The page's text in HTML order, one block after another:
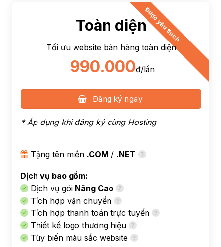
Được yêu thích
Toàn diện
Tối ưu website bán hàng toàn diện
990.000đ/lần
Đăng ký ngay
* Áp dụng khi đăng ký cùng Hosting
Tặng tên miền .COM / .NET
Dịch vụ bao gồm:
Dịch vụ gói Nâng Cao
Tích hợp vận chuyển
Tích hợp thanh toán trực tuyến
Thiết kế logo thương hiệu
Tùy biến màu sắc website